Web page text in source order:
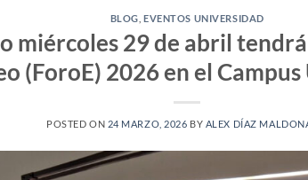
BLOG ,EVENTOS UNIVERSIDAD
miércoles 29 de abril
(ForoE) 2026 en el
POSTED ON 24 MARZO, 2026 BY ALEX DÍAZ